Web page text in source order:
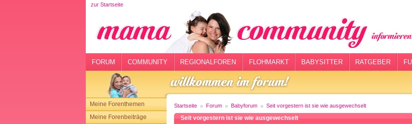
zur Startseite
FORUM COMMUNITY REGIONALFOREN FLOHMARKT BABYSITTER RATGEBER
Meine Forenthemen
Meine Forenbeiträge
Startseite Forum Babyforum Seit vorgestern ist sie wie ausgewechselt
Seit vorgestern ist sie wie ausgewechselt